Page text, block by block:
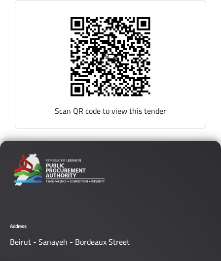
Scan QR code to view this tender
Address
Beirut - Sanayeh - Bordeaux Street